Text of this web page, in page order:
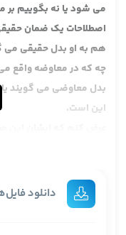
می شود یا نه بگوییم
اصطلاحات یک ضمان
هم به او بدل حقیقی می
چه که در معاوضه واقع
بدل معاوضی می گویند
این است.
ضامن هست یا نه؟ و علی
حقیقی؟ ایشان می گوید
دانلود